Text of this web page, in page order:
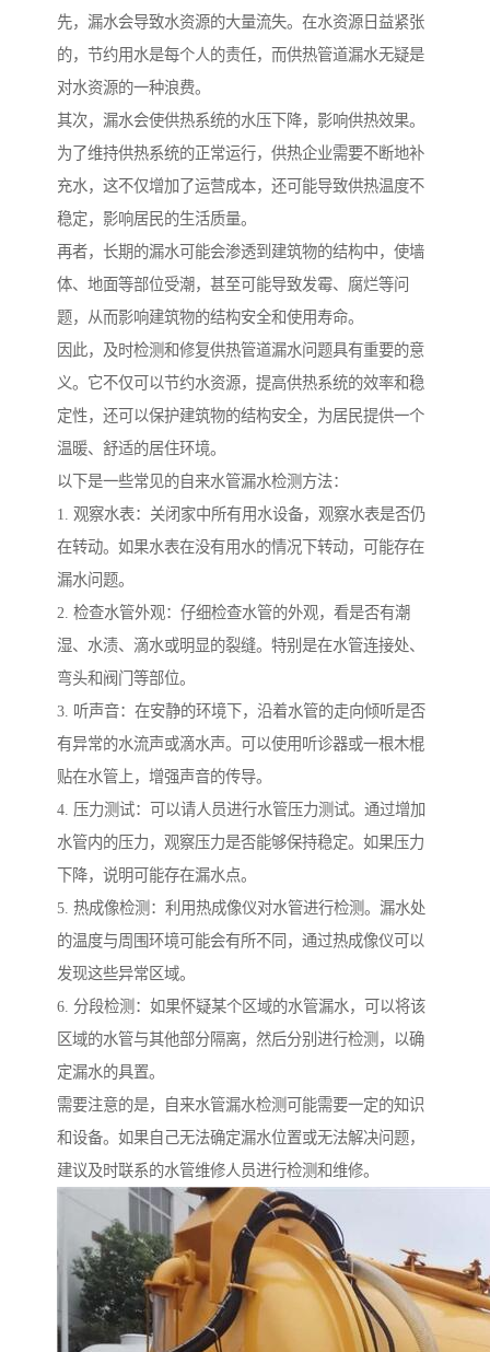
先，漏水会导致水资源的大量流失。在水资源日益紧张
的，节约用水是每个人的责任，而供热管道漏水无疑是
对水资源的一种浪费。
其次，漏水会使供热系统的水压下降，影响供热效果。
为了维持供热系统的正常运行，供热企业需要不断地补
充水，这不仅增加了运营成本，还可能导致供热温度不
稳定，影响居民的生活质量。
再者，长期的漏水可能会渗透到建筑物的结构中，使墙
体、地面等部位受潮，甚至可能导致发霉、腐烂等问
题，从而影响建筑物的结构安全和使用寿命。
因此，及时检测和修复供热管道漏水问题具有重要的意
义。它不仅可以节约水资源，提高供热系统的效率和稳
定性，还可以保护建筑物的结构安全，为居民提供一个
温暖、舒适的居住环境。
以下是一些常见的自来水管漏水检测方法：
1. 观察水表：关闭家中所有用水设备，观察水表是否仍
在转动。如果水表在没有用水的情况下转动，可能存在
漏水问题。
2. 检查水管外观：仔细检查水管的外观，看是否有潮
湿、水渍、滴水或明显的裂缝。特别是在水管连接处、
弯头和阀门等部位。
3. 听声音：在安静的环境下，沿着水管的走向倾听是否
有异常的水流声或滴水声。可以使用听诊器或一根木棍
贴在水管上，增强声音的传导。
4. 压力测试：可以请人员进行水管压力测试。通过增加
水管内的压力，观察压力是否能够保持稳定。如果压力
下降，说明可能存在漏水点。
5. 热成像检测：利用热成像仪对水管进行检测。漏水处
的温度与周围环境可能会有所不同，通过热成像仪可以
发现这些异常区域。
6. 分段检测：如果怀疑某个区域的水管漏水，可以将该
区域的水管与其他部分隔离，然后分别进行检测，以确
定漏水的具置。
需要注意的是，自来水管漏水检测可能需要一定的知识
和设备。如果自己无法确定漏水位置或无法解决问题，
建议及时联系的水管维修人员进行检测和维修。